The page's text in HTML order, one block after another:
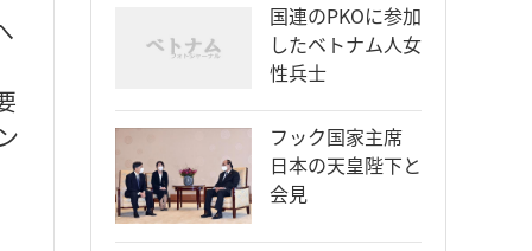
国連のPKOに参加
したベトナム人女
性兵士
フック国家主席
日本の天皇陛下と
会見